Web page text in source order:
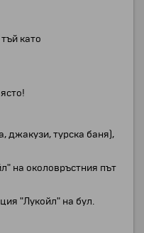
като
джакузи, турска баня),
на околовръстния път
"Лукойл" на бул.